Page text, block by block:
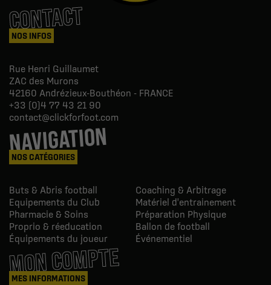
CONTACT
NOS INFOS
Rue Henri Guillaumet
ZAC des Murons
42160 Andrézieux-Bouthéon - FRANCE
+33 (0)4 77 43 21 90
contact@clickforfoot.com
NAVIGATION
NOS CATÉGORIES
Buts & Abris football
Coaching & Arbitrage
Equipements du Club
Matériel d'entrainement
Pharmacie & Soins
Préparation Physique
Proprio & réeducation
Ballon de football
Équipements du joueur
Événementiel
MON COMPTE
MES INFORMATIONS